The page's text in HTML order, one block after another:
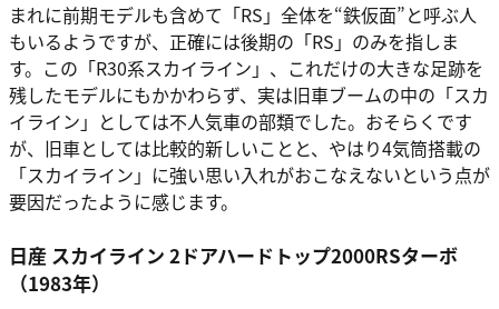
まれに前期モデルも含めて「RS」全体を“鉄仮面”と呼ぶ人
もいるようですが、正確には後期の「RS」のみを指しま
す。この「R30系スカイライン」、これだけの大きな足跡を
残したモデルにもかかわらず、実は旧車ブームの中の「スカ
イライン」としては不人気車の部類でした。おそらくです
が、旧車としては比較的新しいことと、やはり4気筒搭載の
「スカイライン」に強い思い入れがおこなえないという点が
要因だったように感じます。
日産 スカイライン 2ドアハードトップ2000RSターボ
（1983年）